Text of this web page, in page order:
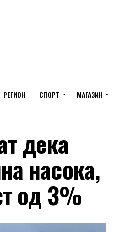
РЕГИОН СПОРТ МАГАЗИН
дека
насока,
од 3%